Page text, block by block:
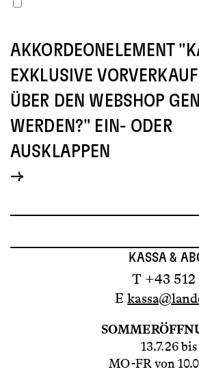
AKKORDEONELEMENT
EXKLUSIVE
ÜBER DEN WEBSHOP
WERDEN?" EIN- ODER
AUSKLAPPEN
KASSA &
T +43 512
E
13.7.26
MO-FR von